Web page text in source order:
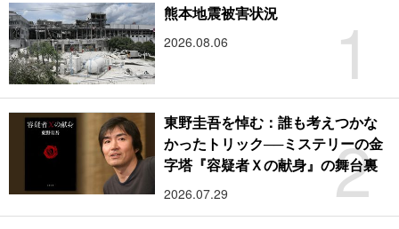
1
熊本地震被害状況
2026.08.06
2
東野圭吾を悼む：誰も考えつかな
かったトリック──ミステリーの金
字塔『容疑者Ｘの献身』の舞台裏
2026.07.29